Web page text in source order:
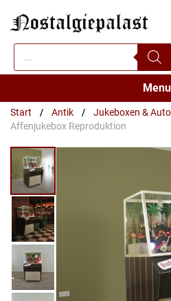
Inhalt
springen
Products
search
Menu
Start / Antik / Jukeboxen &
Affenjukebox Reproduktion